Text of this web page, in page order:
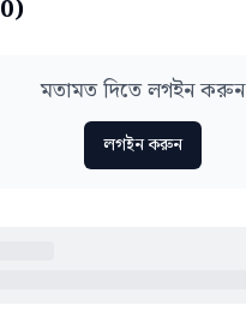
0)
মতামত দিতে লগইন করুন
লগইন করুন